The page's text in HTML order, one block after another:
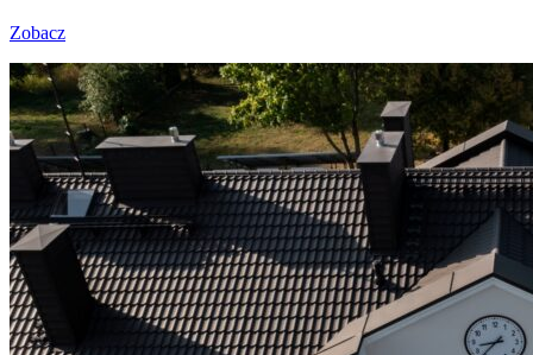
Zobacz